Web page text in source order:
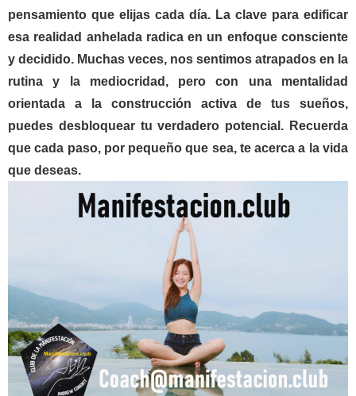
pensamiento que elijas cada día. La clave para edificar
esa realidad anhelada radica en un enfoque consciente
y decidido. Muchas veces, nos sentimos atrapados en la
rutina y la mediocridad, pero con una mentalidad
orientada a la construcción activa de tus sueños,
puedes desbloquear tu verdadero potencial. Recuerda
que cada paso, por pequeño que sea, te acerca a la vida
que deseas.